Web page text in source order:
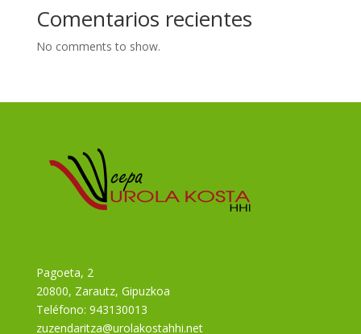
Comentarios recientes
No comments to show.
Pagoeta, 2
20800, Zarautz, Gipuzkoa
Teléfono: 943130013
zuzendaritza@urolakostahhi.net